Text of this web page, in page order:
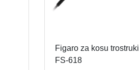
Figaro za kosu trostruki
FS-618